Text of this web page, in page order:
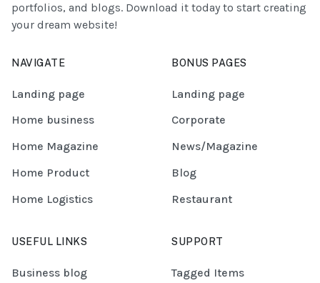
portfolios, and blogs. Download it today to start creating
your dream website!
NAVIGATE
Landing page
Home business
Home Magazine
Home Product
Home Logistics
BONUS PAGES
Landing page
Corporate
News/Magazine
Blog
Restaurant
USEFUL LINKS
Business blog
SUPPORT
Tagged Items